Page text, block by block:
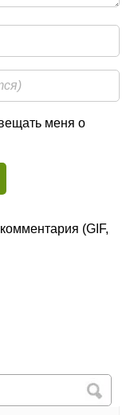
меня о
(GIF,